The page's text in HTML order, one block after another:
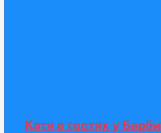
Катя в гостях у Барби